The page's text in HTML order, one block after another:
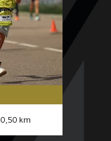
0,50 km